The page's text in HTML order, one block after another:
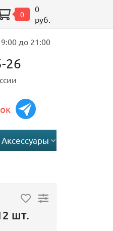
0
0
руб.
до 21:00
26
Аксессуары
шт.